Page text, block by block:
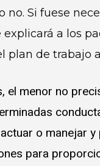
no. Si fuese
explicará a los
plan de trabajo
el menor no
o manejar
para